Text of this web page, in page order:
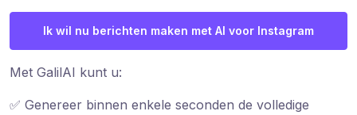
Ik wil nu berichten maken met AI voor Instagram
Met GalilAI kunt u:
✅ Genereer binnen enkele seconden de volledige